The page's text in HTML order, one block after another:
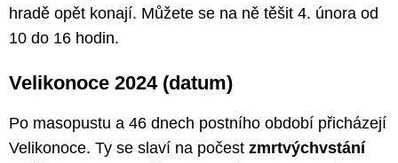
hradě opět konají. Můžete se na ně těšit 4. února od
10 do 16 hodin.
Velikonoce 2024 (datum)
Po masopustu a 46 dnech postního období přicházejí
Velikonoce. Ty se slaví na počest zmrtvýchvstání